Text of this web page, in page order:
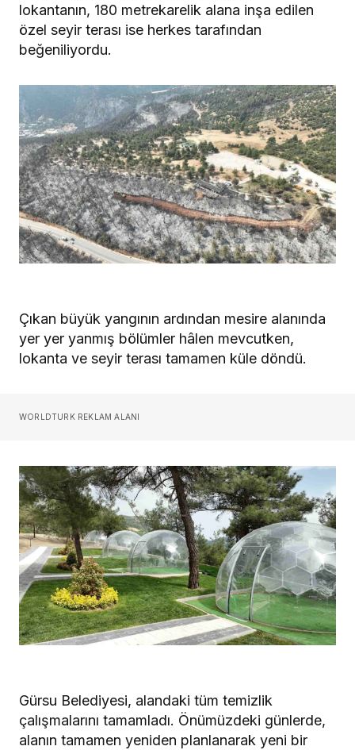
lokantanın, 180 metrekarelik alana inşa edilen
özel seyir terası ise herkes tarafından
beğeniliyordu.
Çıkan büyük yangının ardından mesire alanında
yer yer yanmış bölümler hâlen mevcutken,
lokanta ve seyir terası tamamen küle döndü.
WORLDTURK REKLAM ALANI
Gürsu Belediyesi, alandaki tüm temizlik
çalışmalarını tamamladı. Önümüzdeki günlerde,
alanın tamamen yeniden planlanarak yeni bir